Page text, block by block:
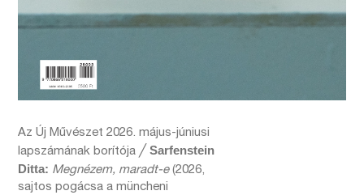
Az Új Művészet 2026. május-júniusi
lapszámának borítója ╱Sarfenstein
Ditta: Megnézem, maradt-e(2026,
sajtos pogácsa a müncheni